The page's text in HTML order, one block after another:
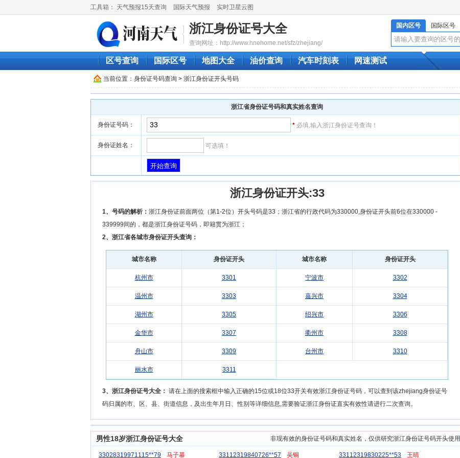
工具箱： 天气预报15天查询 国际天气预报 实时卫星云图
浙江身份证号大全
查询网址：http://www.hnehome.net/sfz/zhejiang/
国内区号 国际区号
区号查询 国际区号 地图大全 油价查询 汽车时刻表 网速测试
当前位置： 身份证号码查询 > 浙江身份证开头号码
浙江省身份证号码和真实姓名查询
身份证号码： * 必填,输入浙江身份证号查询！
身份证姓名： 可选填！
浙江身份证开头:33
1、号码的解析： 浙江身份证前面两位（第1-2位）开头号码是33；浙江省的行政代码为330000,身份证开头前6位在330000 -
339999间的，都是浙江身份证号码，即籍贯为浙江；
2、浙江省各城市身份证开头查询：
城市名称 身份证开头 城市名称 身份证开头
杭州市 3301 宁波市 3302
温州市 3303 嘉兴市 3304
湖州市 3305 绍兴市 3306
金华市 3307 衢州市 3308
舟山市 3309 台州市 3310
丽水市 3311
3、浙江身份证号大全： 请在上面的搜索框中输入正确的15位或18位33开关有效浙江身份证号码，可以查到该zhejiang身份证号
码归属的市、区、县、街道信息，及出生年月日、性别等详细信息,需要验证浙江身份证直实有效性请进行二次查询。
男性18岁浙江身份证号大全 非现有效的身份证号码和真实姓名，仅供研究浙江身份证号码开头使用
33028319971115**79 马子慕 33112319840726**57 吴铜 33112319830225**53 王晴